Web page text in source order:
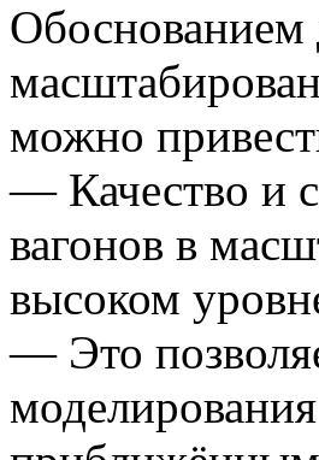
Обоснованием
можно
— Качество и
вагонов в
высоком
— Это